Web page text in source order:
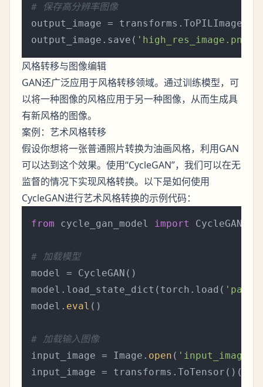
# 保存高分辨率图像
output_image =
output_image.save( 'high_res_image.png'
风格转移与图像编辑
GAN还广泛应用于风格转移领域。通过训练模型，可
以将一种图像的风格应用于另一种图像，从而生成具
有新风格的图像。
案例：艺术风格转移
假设你想将一张普通照片转换为油画风格，利用GAN
可以达到这个效果。使用“CycleGAN”，我们可以在无
监督的情况下实现风格转换。以下是如何使用
CycleGAN进行艺术风格转换的示例代码：
from cycle_gan_model import CycleGAN
# 加载模型
model = CycleGAN()
model.load_state_dict(torch.load(
model. eval ()
# 加载输入图像
input_image = Image. open (
input_image =